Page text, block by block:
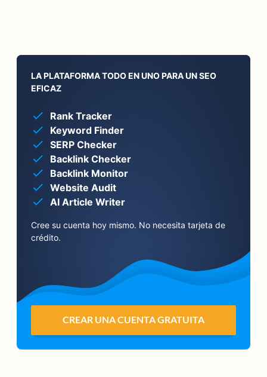
LA PLATAFORMA TODO EN UNO PARA UN SEO
EFICAZ
Rank Tracker
Keyword Finder
SERP Checker
Backlink Checker
Backlink Monitor
Website Audit
AI Article Writer
Cree su cuenta hoy mismo. No necesita tarjeta de
crédito.
CREAR UNA CUENTA GRATUITA